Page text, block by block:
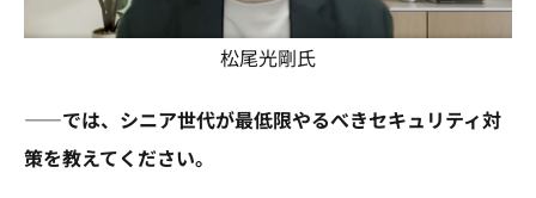
松尾光剛氏
――では、シニア世代が最低限やるべきセキュリティ対
策を教えてください。